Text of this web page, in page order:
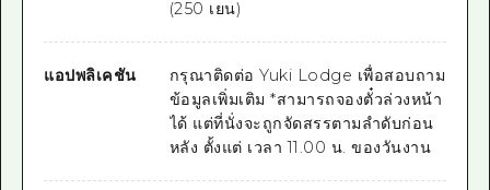
(250 เยน)
แอปพลิเคชัน
กรุณาติดต่อ Yuki Lodge เพื่อสอบถาม
ข้อมูลเพิ่มเติม *สามารถจองตั๋วล่วงหน้า
ได้ แต่ที่นั่งจะถูกจัดสรรตามลำดับก่อน
หลัง ตั้งแต่ เวลา 11.00 น. ของวันงาน